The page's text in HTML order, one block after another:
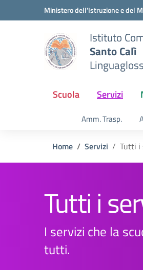
Vai ai contenuti
Vai al menu di navigazioneMinistero dell'Istruzione e del
Istituto
Santo Calì
Scuola Servizi
Amm. Trasp.
Home Servizi Tutti i
Tutti i
I servizi che la
tutti.